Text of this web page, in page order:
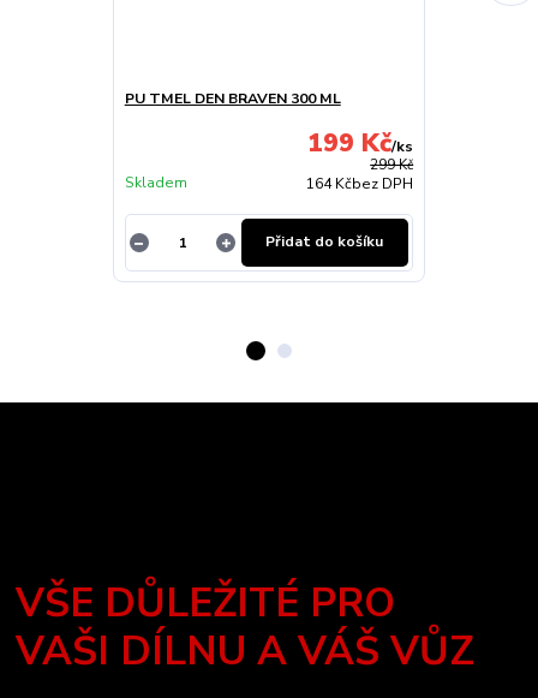
PU TMEL DEN BRAVEN 300 ML
299 Kč
199 Kč/ks
164 Kčbez DPH
Skladem
Přidat do košíku
VŠE DŮLEŽITÉ PRO
VAŠI DÍLNU A VÁŠ VŮZ